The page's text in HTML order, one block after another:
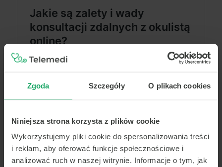
Zgoda Szczegóły O plikach cookies
Niniejsza strona korzysta z plików cookie
Wykorzystujemy pliki cookie do spersonalizowania treści
i reklam, aby oferować funkcje społecznościowe i
analizować ruch w naszej witrynie. Informacje o tym, jak